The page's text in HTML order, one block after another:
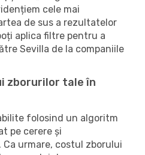
cele mai
de sus a rezultatelor
aplica filtre pentru a
Sevilla de la companiile
zborurilor tale în
folosind un algoritm
pe cerere și
urmare, costul zborului